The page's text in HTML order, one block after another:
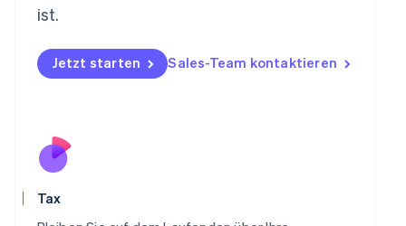
ist.
Jetzt starten Sales-Team kontaktieren
Tax
Norwegen
English
English
Portugal
English